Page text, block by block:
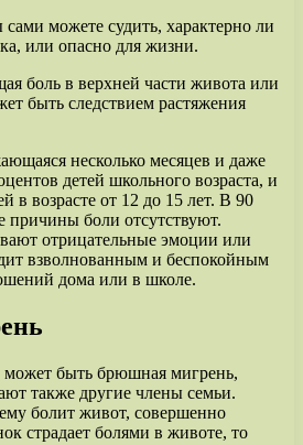
можете судить, характерно ли
или опасно для жизни.
боль в верхней части живота или
быть следствием растяжения
несколько месяцев и даже
детей школьного возраста, и
в возрасте от 12 до 15 лет. В 90
причины боли отсутствуют.
отрицательные эмоции или
взволнованным и беспокойным
дома или в школе.
быть брюшная мигрень,
также другие члены семьи.
болит живот, совершенно
страдает болями в животе, то